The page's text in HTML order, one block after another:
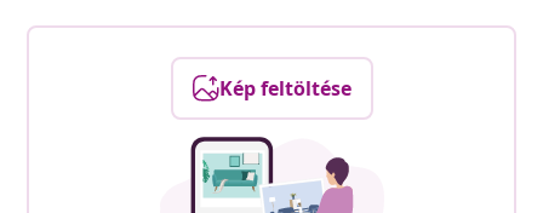
Kép feltöltése